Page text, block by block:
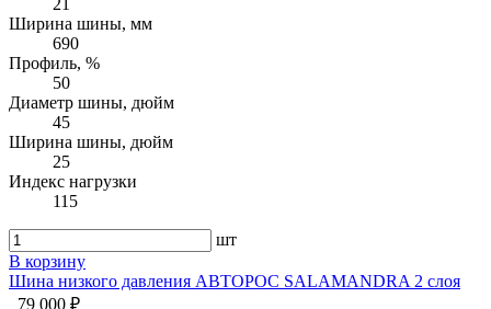
21
Ширина шины, мм
690
Профиль, %
50
Диаметр шины, дюйм
45
Ширина шины, дюйм
25
Индекс нагрузки
115
шт
В корзину
Шина низкого давления АВТОРОС SALAMANDRA 2 слоя
79 000 ₽